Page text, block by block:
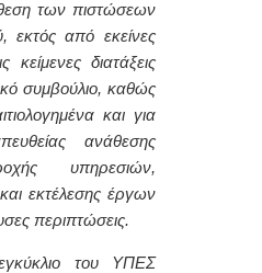
των πιστώσεων
εκτός από εκείνες
διατάξεις
συμβούλιο, καθώς
και για
ανάθεσης
υπηρεσιών,
εκτέλεσης έργων
περιπτώσεις.
του ΥΠΕΣ